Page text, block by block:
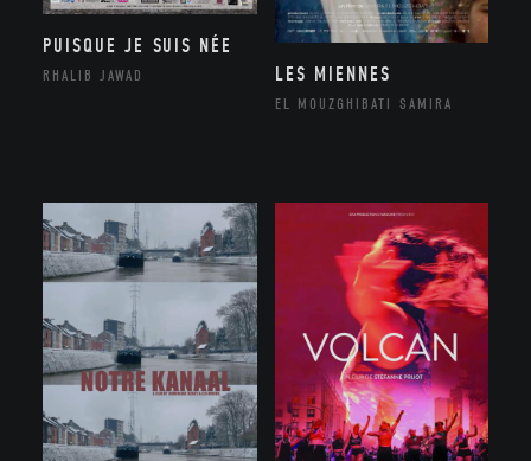
PUISQUE JE SUIS NÉE
RHALIB JAWAD LES MIENNES
EL MOUZGHIBATI SAMIRA